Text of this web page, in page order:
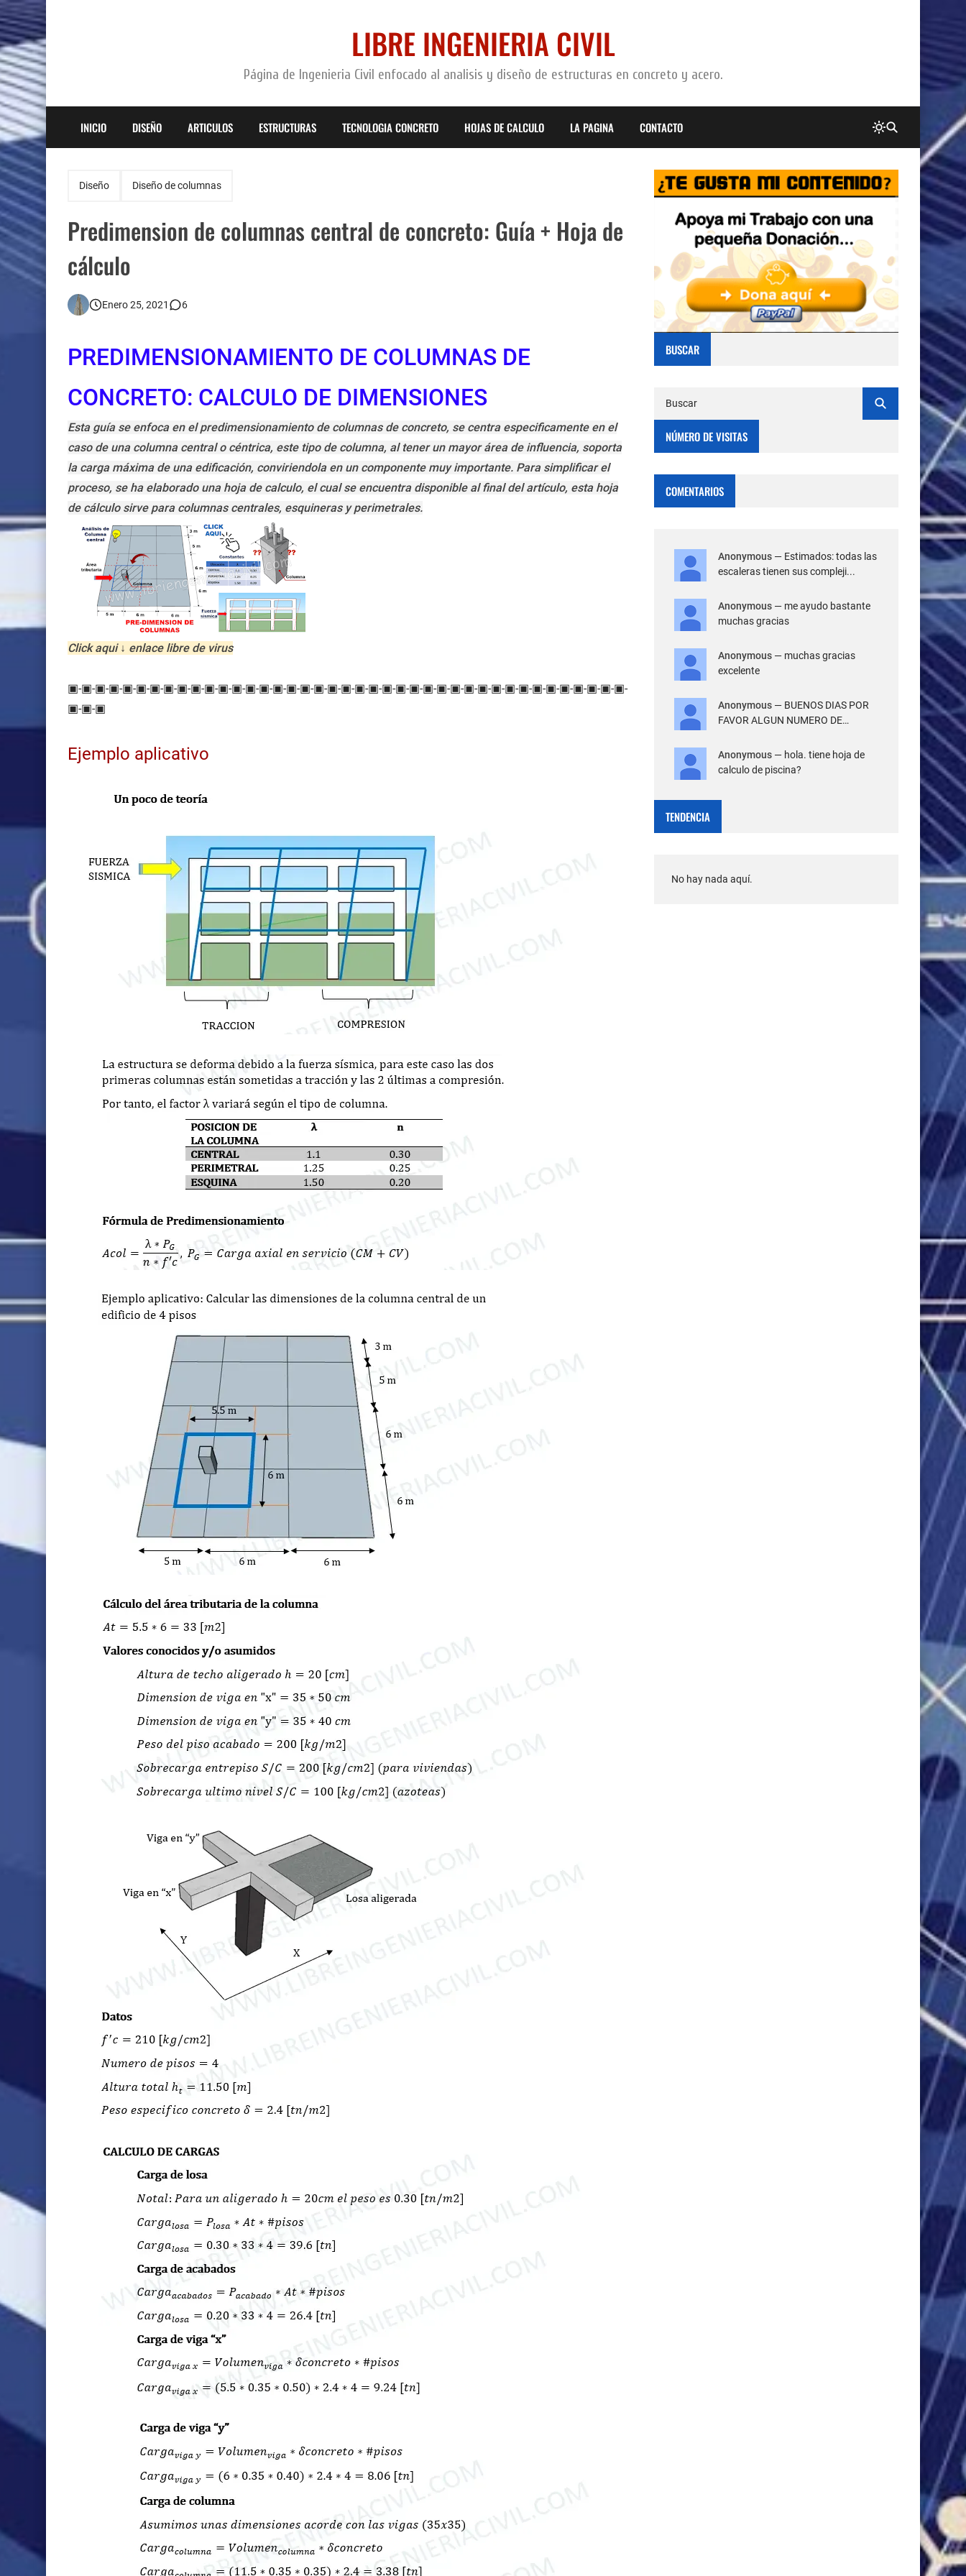
LIBRE INGENIERIA CIVIL
Página de Ingenieria Civil enfocado al analisis y diseño de estructuras en concreto y acero.
INICIO DISEÑO ARTICULOS ESTRUCTURAS TECNOLOGIA CONCRETO HOJAS DE CALCULO LA PAGINA CONTACTO
Diseño Diseño de columnas
Predimension de columnas central de concreto: Guía + Hoja de
cálculo
Enero 25, 2021 6
PREDIMENSIONAMIENTO DE COLUMNAS DE
CONCRETO: CALCULO DE DIMENSIONES
Esta guía se enfoca en el predimensionamiento de columnas de concreto, se centra especificamente en el
caso de una columna central o céntrica, este tipo de columna, al tener un mayor área de influencia, soporta
la carga máxima de una edificación, conviriendola en un componente muy importante. Para simplificar el
proceso, se ha elaborado una hoja de calculo, el cual se encuentra disponible al final del artículo, esta hoja
de cálculo sirve para columnas centrales, esquineras y perimetrales.
Click aqui ↓ enlace libre de virus
▣-▣-▣-▣-▣-▣-▣-▣-▣-▣-▣-▣-▣-▣-▣-▣-▣-▣-▣-▣-▣-▣-▣-▣-▣-▣-▣-▣-▣-▣-▣-▣-▣-▣-▣-▣-▣-▣-▣-▣-▣-
▣-▣-▣
Ejemplo aplicativo
BUSCAR
NÚMERO DE VISITAS
COMENTARIOS
Anonymous — Estimados: todas las
escaleras tienen sus compleji...
Anonymous — me ayudo bastante
muchas gracias
Anonymous — muchas gracias
excelente
Anonymous — BUENOS DIAS POR
FAVOR ALGUN NUMERO DE
Anonymous — hola. tiene hoja de
calculo de piscina?
TENDENCIA
No hay nada aquí.